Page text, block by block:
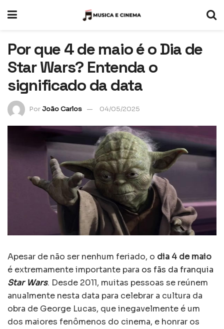
Por que 4 de maio é o Dia de
Star Wars? Entenda o
significado da data
PorJoão Carlos 04/05/2025
Apesar de não ser nenhum feriado, o dia 4 de maio
é extremamente importante para os fãs da franquia
Star Wars. Desde 2011, muitas pessoas se reúnem
anualmente nesta data para celebrar a cultura da
obra de George Lucas, que inegavelmente é um
dos maiores fenômenos do cinema, e honrar os